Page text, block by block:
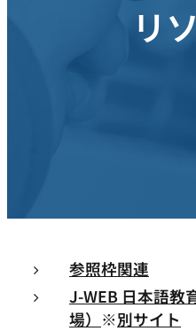
リ
参照枠関連
J-WEB 日本語教
場） ※別サイト